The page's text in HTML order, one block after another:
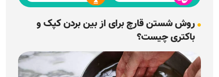
روش شستن قارچ برای از بین بردن کپک و
باکتری چیست؟